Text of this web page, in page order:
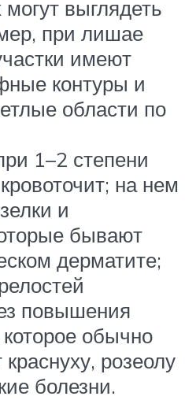
выглядеть
при лишае
имеют
контуры и
области по
1–2 степени
на нем
и
бывают
дерматите;
повышения
обычно
розеолу
болезни.